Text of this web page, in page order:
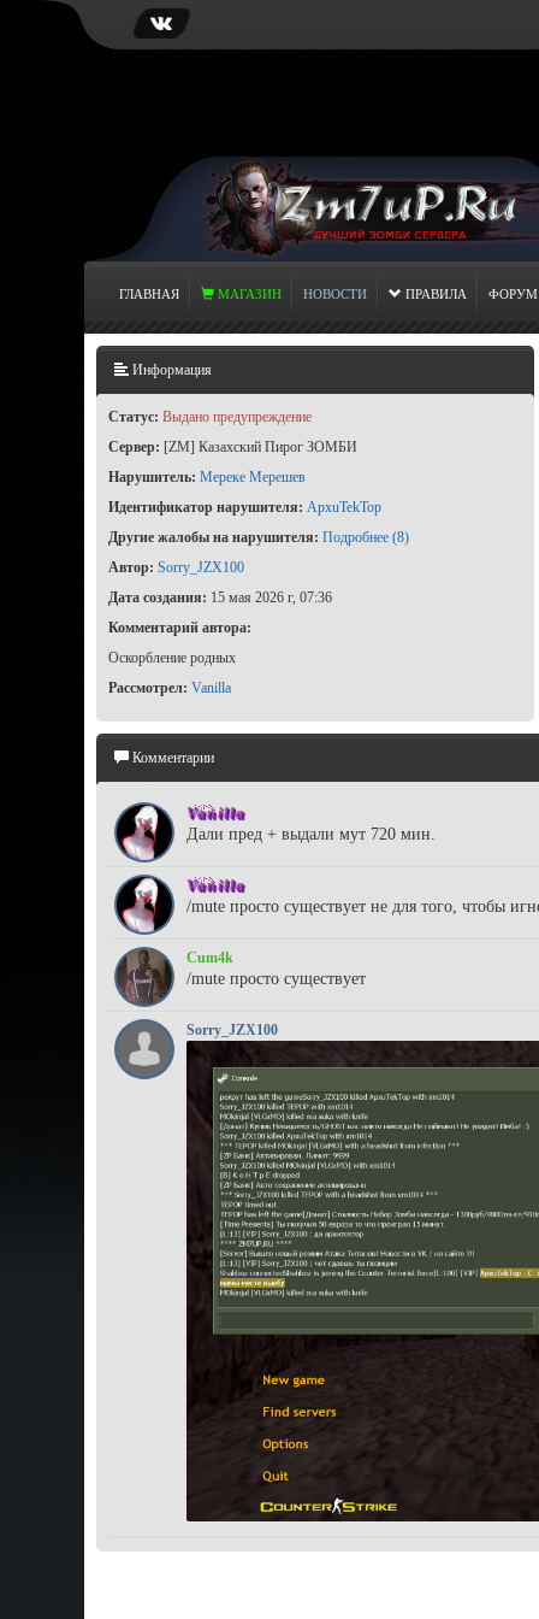
ГЛАВНАЯ МАГАЗИН НОВОСТИ ПРАВИЛА ФОРУМ
Информация
Статус: Выдано предупреждение
Сервер: [ZM] Казахский Пирог ЗОМБИ
Нарушитель: Мереке Мерешев
Идентификатор нарушителя: ApxuTekTop
Другие жалобы на нарушителя: Подробнее (8)
Автор: Sorry_JZX100
Дата создания: 15 мая 2026 г, 07:36
Комментарий автора:
Оскорбление родных
Рассмотрел: Vanilla
Комментарии
Vanilla
Дали пред + выдали мут 720 мин.
Vanilla
/mute просто существует не для того, чтобы
Cum4k
/mute просто существует
Sorry_JZX100